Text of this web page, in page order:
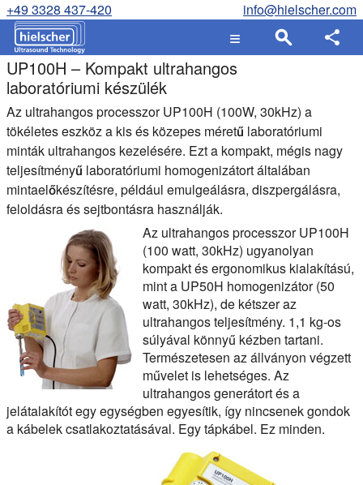
+49 3328 437-420 info@hielscher.com
UP100H – Kompakt ultrahangos
laboratóriumi készülék
Az ultrahangos processzor UP100H (100W, 30kHz) a
tökéletes eszköz a kis és közepes méretű laboratóriumi
minták ultrahangos kezelésére. Ezt a kompakt, mégis nagy
teljesítményű laboratóriumi homogenizátort általában
mintaelőkészítésre, például emulgeálásra, diszpergálásra,
feloldásra és sejtbontásra használják.
Az ultrahangos processzor UP100H
(100 watt, 30kHz) ugyanolyan
kompakt és ergonomikus kialakítású,
mint a UP50H homogenizátor (50
watt, 30kHz), de kétszer az
ultrahangos teljesítmény. 1,1 kg-os
súlyával könnyű kézben tartani.
Természetesen az állványon végzett
művelet is lehetséges. Az
ultrahangos generátort és a
jelátalakítót egy egységben egyesítik, így nincsenek gondok
a kábelek csatlakoztatásával. Egy tápkábel. Ez minden.